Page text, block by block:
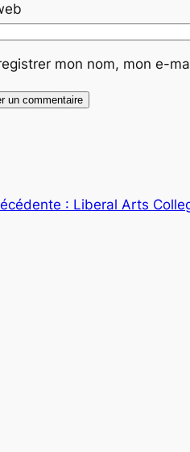
mon nom, mon e-
: Liberal Arts